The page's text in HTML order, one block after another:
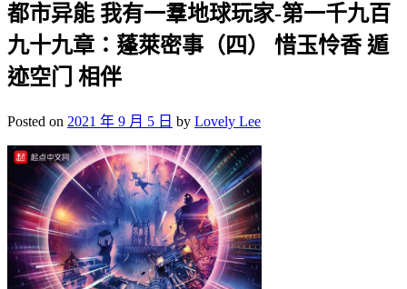
都市异能 我有一羣地球玩家-第一千九百
九十九章：蓬萊密事（四） 惜玉怜香 遁
迹空门 相伴
Posted on 2021 年 9 月 5 日 by Lovely Lee